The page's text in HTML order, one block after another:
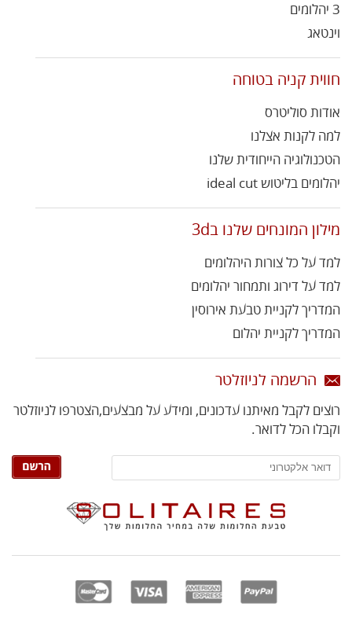
3 יהלומים
וינטאג
חווית קניה בטוחה
אודות סוליטרס
למה לקנות אצלנו
הטכנולוגיה הייחודית שלנו
יהלומים בליטוש ideal cut
מילון המונחים שלנו ב3d
למד על כל צורות היהלומים
למד על דירוג ותמחור יהלומים
המדריך לקניית טבעת אירוסין
המדריך לקניית יהלום
הרשמה לניוזלטר
רוצים לקבל מאיתנו עדכונים, ומידע על מבצעים,הצטרפו לניוזלטר
וקבלו הכל לדואר.